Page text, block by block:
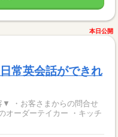
本日公開
常英会話ができれ
オーダーテイカー ・キッチ